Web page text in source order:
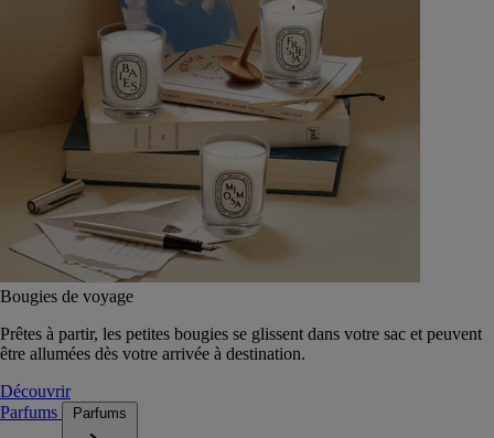
Bougies de voyage
Prêtes à partir, les petites bougies se glissent dans votre sac et peuvent
être allumées dès votre arrivée à destination.
Découvrir
Parfums
Parfums